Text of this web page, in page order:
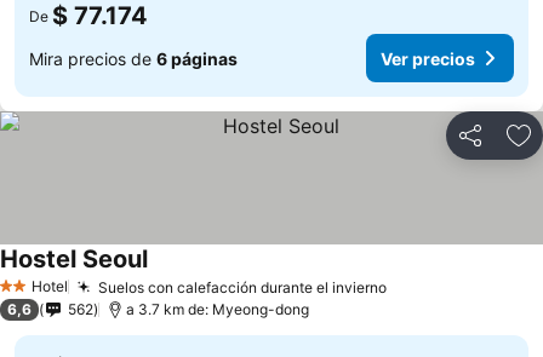
De $ 77.174
Mira precios de 6 páginas Ver precios
Compartir
2 Estrellas
Hotel Suelos con calefacción durante el invierno
Hostel Seoul
6,6 562 a 3.7 km de: Myeong-dong